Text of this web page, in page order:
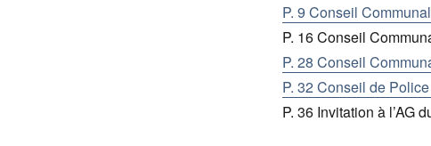
P. 9 Conseil
P. 16 Conseil
P. 28 Conseil
P. 32 Conseil de
P. 36 Invitation à l’AG